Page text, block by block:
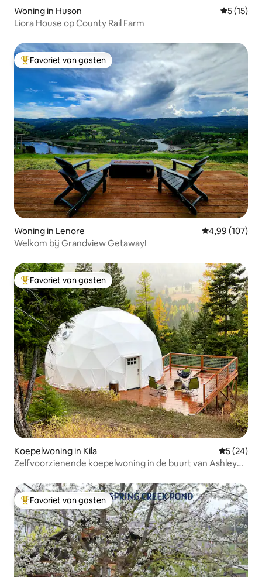
Woning in Huson
5 (15)
Liora House op County Rail Farm
Topfavoriet van gasten
Favoriet van gasten
Woning in Lenore Gemiddelde
4,99 (107)
Welkom bij Grandview Getaway!
Topfavoriet van gasten
Favoriet van gasten
Koepelwoning in Kila
5 (24)
Zelfvoorzienende koepelwoning in de buurt van Ashley
Topfavoriet van gasten
Favoriet van gasten